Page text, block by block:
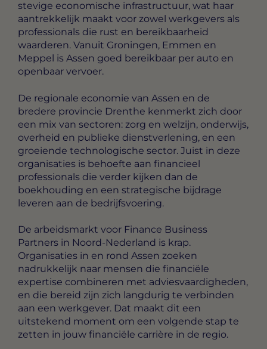
stevige economische infrastructuur, wat haar
aantrekkelijk maakt voor zowel werkgevers als
professionals die rust en bereikbaarheid
waarderen. Vanuit Groningen, Emmen en
Meppel is Assen goed bereikbaar per auto en
openbaar vervoer.
De regionale economie van Assen en de
bredere provincie Drenthe kenmerkt zich door
een mix van sectoren: zorg en welzijn, onderwijs,
overheid en publieke dienstverlening, en een
groeiende technologische sector. Juist in deze
organisaties is behoefte aan financieel
professionals die verder kijken dan de
boekhouding en een strategische bijdrage
leveren aan de bedrijfsvoering.
De arbeidsmarkt voor Finance Business
Partners in Noord-Nederland is krap.
Organisaties in en rond Assen zoeken
nadrukkelijk naar mensen die financiële
expertise combineren met adviesvaardigheden,
en die bereid zijn zich langdurig te verbinden
aan een werkgever. Dat maakt dit een
uitstekend moment om een volgende stap te
zetten in jouw financiële carrière in de regio.